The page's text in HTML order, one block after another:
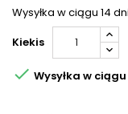
Wysyłka w ciągu 14 dni
Kiekis
 Wysyłka w